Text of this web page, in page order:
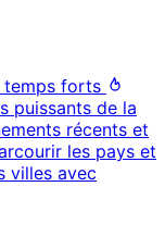
temps forts
puissants de la
récents et
les pays et
villes avec